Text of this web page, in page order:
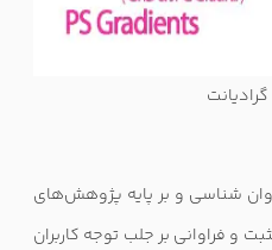
شناسی و بر پایه پژوهش‌های
و فراوانی بر جلب توجه کاربران